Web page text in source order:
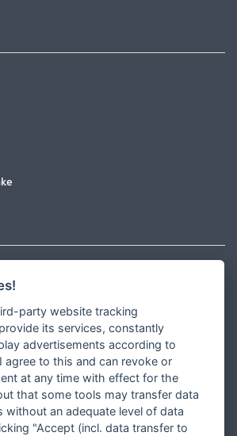
Karten
party website tracking
its services, constantly
advertisements according to
agree to this and can revoke or
at any time with effect for the
that some tools may transfer data
without an adequate level of data
"Accept (incl. data transfer to